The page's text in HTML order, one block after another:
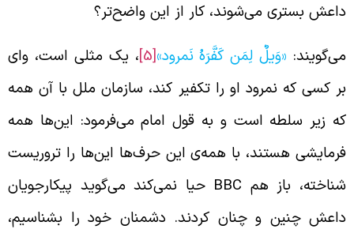
بستری می‌شوند، کار از این واضح‌تر؟
«وَيلٌ لِمَن كَفَّرَهُ نَمرود»[5]
، یک مثلی است، وای
کسی که نمرود او را تکفیر کند، سازمان ملل با آن همه
زیر سلطه است و به قول امام می‌فرمود: این‌ها همه
هستند، با همه‌ی این حرف‌ها این‌ها را تروریست
باز همBBCحیا نمی‌کند می‌گوید پیکارجویان
چنین و چنان کردند. دشمنان خود را بشناسیم،